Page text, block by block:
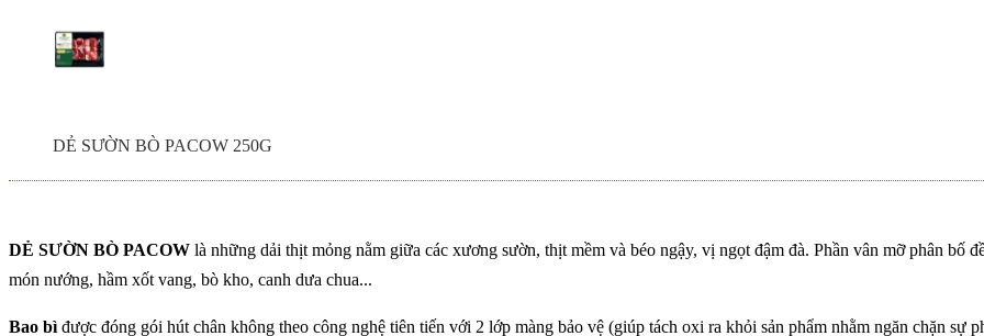
CAO MỚI
Sinh Viên Đại Học Cần Thơ Trải Nghiệm Thực Tế Tại Nhà Máy & Trang
DẺ SƯỜN BÒ PACOW 250G
DẺ SƯỜN BÒ PACOW là những dải thịt mỏng nằm giữa các xương sườn, thịt mềm và béo ngậy, vị ngọt đậm đà. Phần vân mỡ phân bố
món nướng, hầm xốt vang, bò kho, canh dưa chua...
Bao bì được đóng gói hút chân không theo công nghệ tiên tiến với 2 lớp màng bảo vệ (giúp tách oxi ra khỏi sản phẩm nhằm ngăn chặn sự